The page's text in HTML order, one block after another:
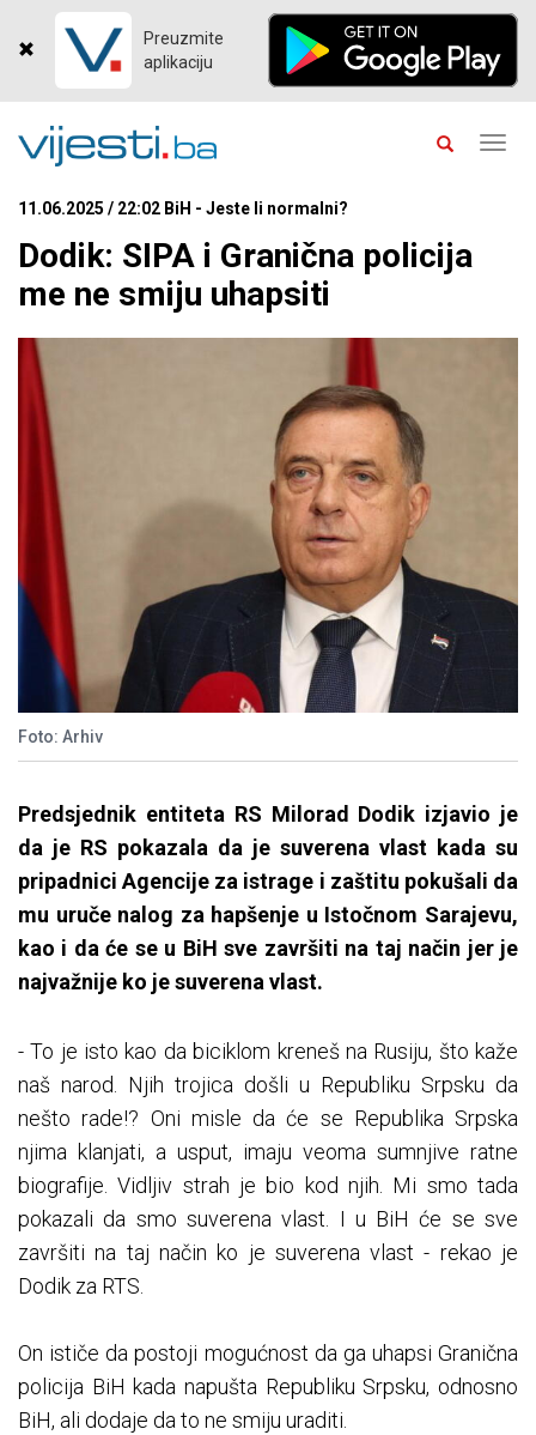
Preuzmite
aplikaciju
11.06.2025 / 22:02 BiH - Jeste li normalni?
Dodik: SIPA i Granična policija
me ne smiju uhapsiti
Foto: Arhiv
Predsjednik entiteta RS Milorad Dodik izjavio je
da je RS pokazala da je suverena vlast kada su
pripadnici Agencije za istrage i zaštitu pokušali da
mu uruče nalog za hapšenje u Istočnom Sarajevu,
kao i da će se u BiH sve završiti na taj način jer je
najvažnije ko je suverena vlast.
- To je isto kao da biciklom kreneš na Rusiju, što kaže
naš narod. Njih trojica došli u Republiku Srpsku da
nešto rade!? Oni misle da će se Republika Srpska
njima klanjati, a usput, imaju veoma sumnjive ratne
biografije. Vidljiv strah je bio kod njih. Mi smo tada
pokazali da smo suverena vlast. I u BiH će se sve
završiti na taj način ko je suverena vlast - rekao je
Dodik za RTS.
On ističe da postoji mogućnost da ga uhapsi Granična
policija BiH kada napušta Republiku Srpsku, odnosno
BiH, ali dodaje da to ne smiju uraditi.